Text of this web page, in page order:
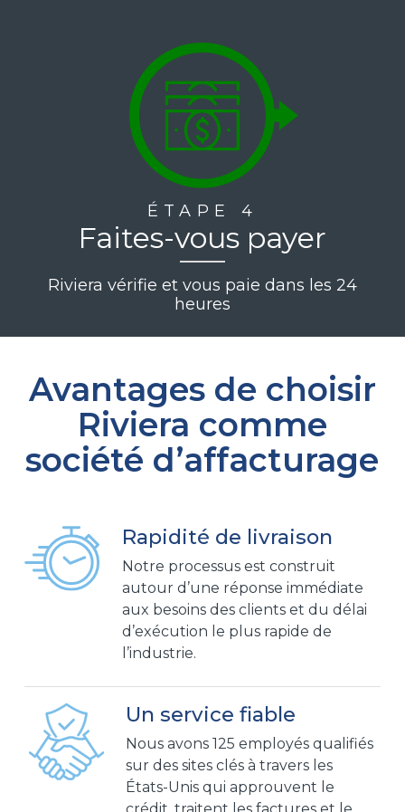
ÉTAPE 4
Faites-vous payer
Riviera vérifie et vous paie dans les 24
heures
Avantages de choisir
Riviera comme
société d’affacturage
Rapidité de livraison
Notre processus est construit
autour d’une réponse immédiate
aux besoins des clients et du délai
d’exécution le plus rapide de
l’industrie.
Un service fiable
Nous avons 125 employés qualifiés
sur des sites clés à travers les
États-Unis qui approuvent le